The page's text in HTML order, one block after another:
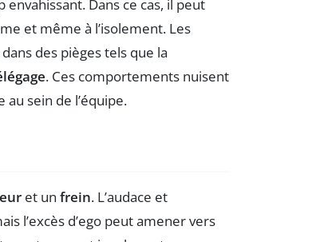
Dans ce cas, il peut
et même à l’isolement. Les
des pièges tels que la
. Ces comportements nuisent
sein de l’équipe.
et un frein. L’audace et
l’excès d’ego peut amener vers